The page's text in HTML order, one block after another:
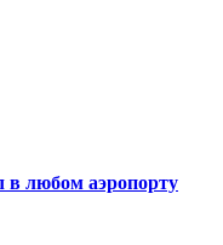
в любом аэропорту